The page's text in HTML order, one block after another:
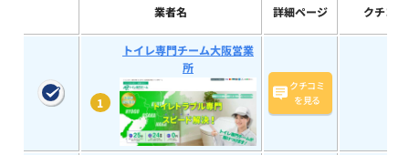
業者名 詳細ページ クチコ
1
トイレ専門チーム大阪営業
所
クチコミ
を見る